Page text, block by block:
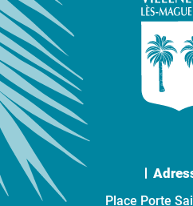
Place Porte